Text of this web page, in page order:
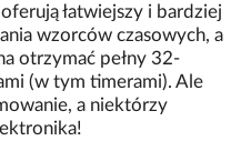
łatwiejszy i bardziej
wzorców czasowych, a
otrzymać pełny 32-
(w tym timerami). Ale
a niektórzy